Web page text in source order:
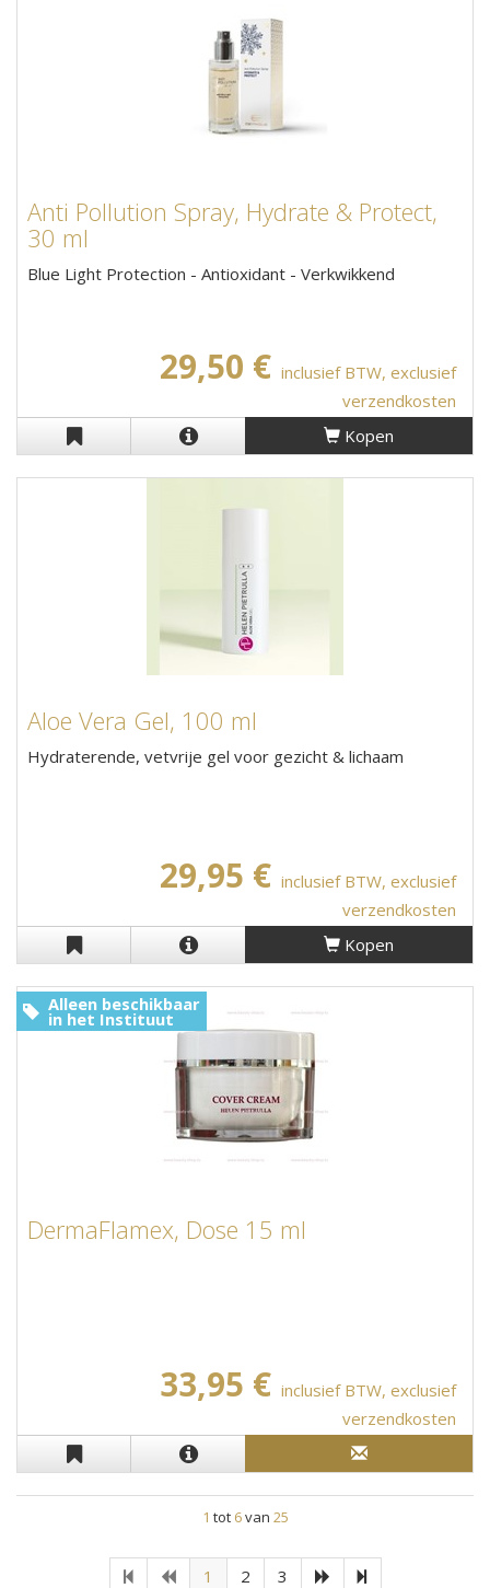
Anti Pollution Spray, Hydrate & Protect,
30 ml
Blue Light Protection - Antioxidant - Verkwikkend
29,50 € inclusief BTW, exclusief
verzendkosten
Kopen
Aloe Vera Gel, 100 ml
Hydraterende, vetvrije gel voor gezicht & lichaam
29,95 € inclusief BTW, exclusief
verzendkosten
Kopen
DermaFlamex, Dose 15 ml
33,95 € inclusief BTW, exclusief
verzendkosten
Alleen beschikbaar
in het Instituut
1 tot 6van 25
1 2 3